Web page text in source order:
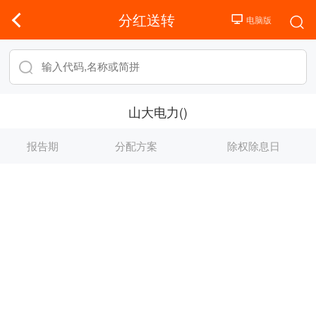
分红送转
山大电力()
报告期 分配方案 除权除息日